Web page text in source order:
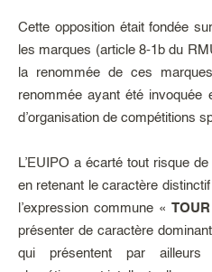
Cette opposition était fondée
les marques (article 8-1b du
la renommée de ces
renommée ayant été invoquée
d’organisation de compétitions
L’EUIPO a écarté tout risque
en retenant le caractère
l’expression commune «
présenter de caractère
qui présentent par ailleurs